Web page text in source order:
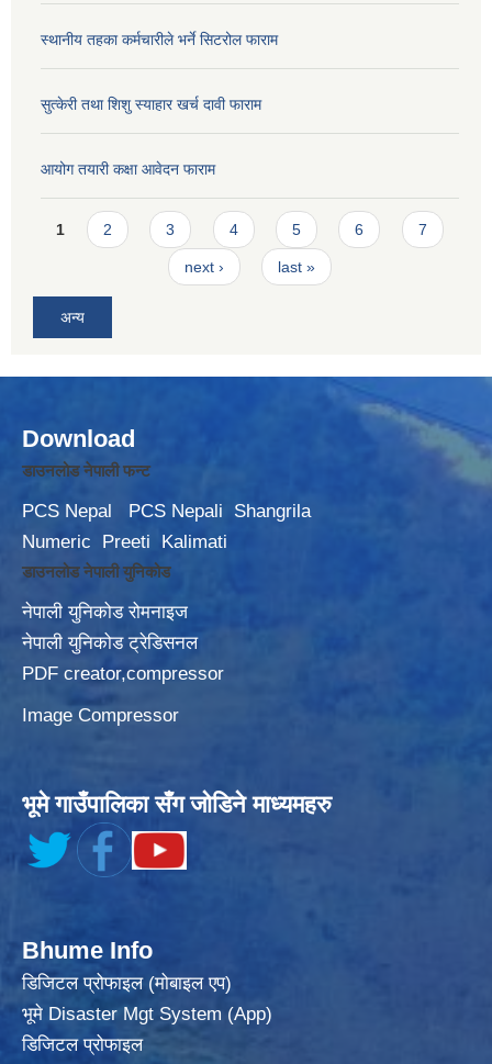
स्थानीय तहका कर्मचारीले भर्ने सिटरोल फाराम
सुत्केरी तथा शिशु स्याहार खर्च दावी फाराम
आयोग तयारी कक्षा आवेदन फाराम
Pages
1 2 3 4 5 6 7
next › last »
अन्य
Download
डाउनलोड नेपाली फन्ट
PCS Nepal PCS Nepali
Shangrila
Numeric
Preeti Kalimati
डाउनलोड नेपाली युनिकोड
नेपाली युनिकोड रोमनाइज
नेपाली युनिकोड ट्रेडिसनल
PDF creator,compressor
Image Compressor
भूमे गाउँपालिका सँग जोडिने माध्यमहरु
Bhume Info
डिजिटल प्रोफाइल (मोबाइल एप)
भूमे Disaster Mgt System (App)
डिजिटल प्रोफाइल